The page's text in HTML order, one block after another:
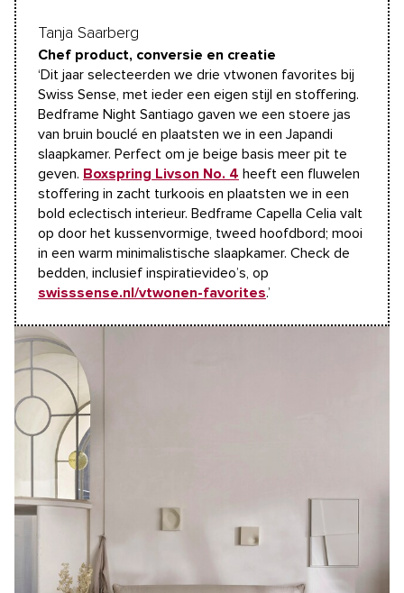
Tanja Saarberg
Chef product, conversie en creatie
‘Dit jaar selecteerden we drie vtwonen favorites bij
Swiss Sense, met ieder een eigen stijl en stoffering.
Bedframe Night Santiago gaven we een stoere jas
van bruin bouclé en plaatsten we in een Japandi
slaapkamer. Perfect om je beige basis meer pit te
geven. Boxspring Livson No. 4 heeft een fluwelen
stoffering in zacht turkoois en plaatsten we in een
bold eclectisch interieur. Bedframe Capella Celia valt
op door het kussenvormige, tweed hoofdbord; mooi
in een warm minimalistische slaapkamer. Check de
bedden, inclusief inspiratievideo’s, op
swisssense.nl/vtwonen-favorites.’